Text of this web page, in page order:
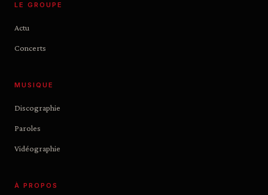
LE GROUPE
Actu
Concerts
MUSIQUE
Discographie
Paroles
Vidéographie
À PROPOS